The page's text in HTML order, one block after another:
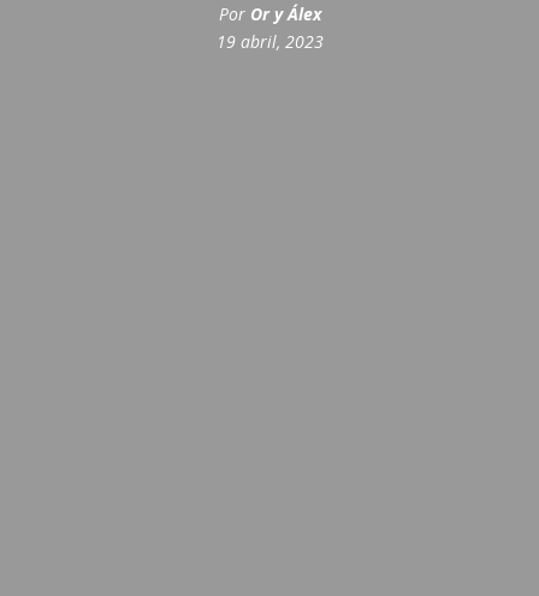
Por Or y Álex
19 abril, 2023